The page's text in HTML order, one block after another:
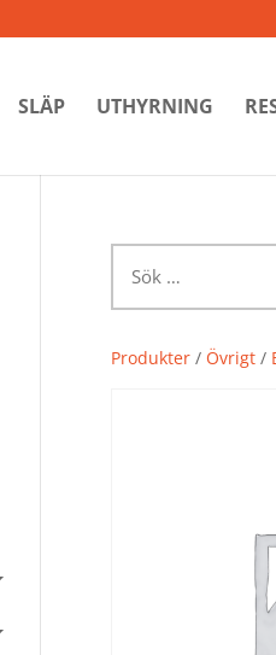
SLÄP UTHYRNING
efter:
Produkter / Övrigt /